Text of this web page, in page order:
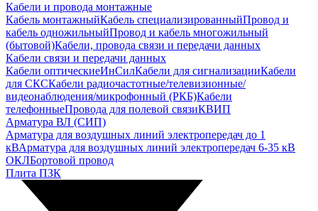
Кабели и провода монтажные
Кабель монтажныйКабель специализированныйПровод и
кабель одножильныйПровод и кабель многожильный
(бытовой)Кабели, провода связи и передачи данных
Кабели связи и передачи данных
Кабели оптическиеИнСилКабели для сигнализацииКабели
для СКСКабели радиочастотные/телевизионные/
видеонаблюдения/микрофонный (РКБ)Кабели
телефонныеПровода для полевой связиКВИП
Арматура ВЛ (СИП)
Арматура для воздушных линий электропередач до 1
кВАрматура для воздушных линий электропередач 6-35 кВ
ОКЛБортовой провод
Плита ПЗК